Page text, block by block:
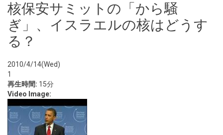
核保安サミットの「から騒
ぎ」、イスラエルの核はどうす
る？
2010/4/14(Wed)
1
再生時間: 15分
Video Image: